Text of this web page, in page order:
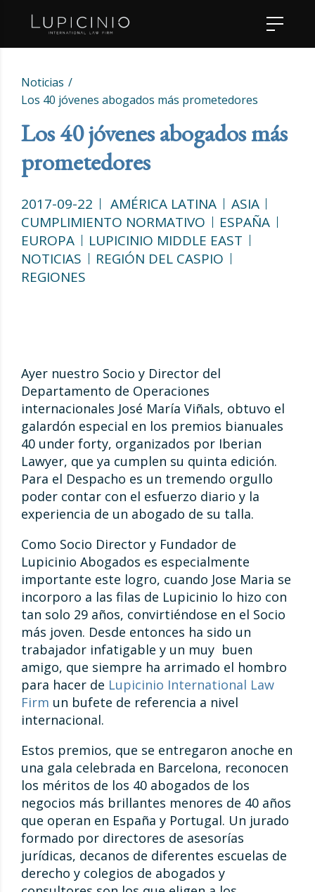
Noticias
Los 40 jóvenes abogados más prometedores
Los 40 jóvenes abogados más
prometedores
2017-09-22 AMÉRICA LATINA
ASIA
CUMPLIMIENTO NORMATIVO
ESPAÑA
EUROPA
LUPICINIO MIDDLE EAST
NOTICIAS
REGIÓN DEL CASPIO
REGIONES
Ayer nuestro Socio y Director del
Departamento de Operaciones
internacionales José María Viñals, obtuvo el
galardón especial en los premios bianuales
40 under forty, organizados por Iberian
Lawyer, que ya cumplen su quinta edición.
Para el Despacho es un tremendo orgullo
poder contar con el esfuerzo diario y la
experiencia de un abogado de su talla.
Como Socio Director y Fundador de
Lupicinio Abogados es especialmente
importante este logro, cuando Jose Maria se
incorporo a las filas de Lupicinio lo hizo con
tan solo 29 años, convirtiéndose en el Socio
más joven. Desde entonces ha sido un
trabajador infatigable y un muy buen
amigo, que siempre ha arrimado el hombro
para hacer de Lupicinio International Law
Firm un bufete de referencia a nivel
internacional.
Estos premios, que se entregaron anoche en
una gala celebrada en Barcelona, reconocen
los méritos de los 40 abogados de los
negocios más brillantes menores de 40 años
que operan en España y Portugal. Un jurado
formado por directores de asesorías
jurídicas, decanos de diferentes escuelas de
derecho y colegios de abogados y